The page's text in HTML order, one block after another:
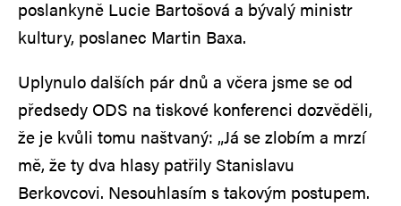
poslankyně Lucie Bartošová a bývalý ministr
kultury, poslanec Martin Baxa.
Uplynulo dalších pár dnů a včera jsme se od
předsedy ODS na tiskové konferenci dozvěděli,
že je kvůli tomu naštvaný: „Já se zlobím a mrzí
mě, že ty dva hlasy patřily Stanislavu
Berkovcovi. Nesouhlasím s takovým postupem.